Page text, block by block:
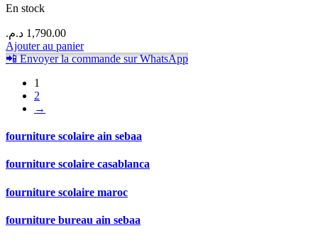
En stock
1,790.00 د.م.
Ajouter au panier
📲 Envoyer la commande sur WhatsApp
1
2
→
fourniture scolaire ain sebaa
fourniture scolaire casablanca
fourniture scolaire maroc
fourniture bureau ain sebaa